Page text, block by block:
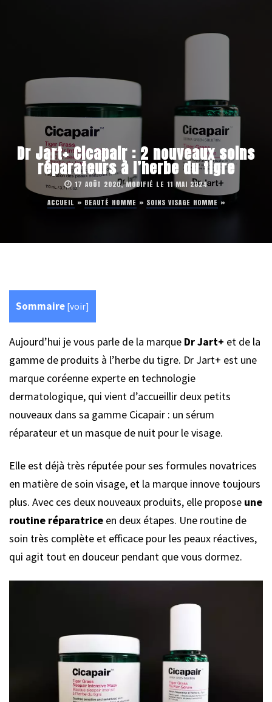
Dr Jart+ Cicapair : 2 nouveaux soins
réparateurs à l’herbe du tigre
17 AOÛT 2020, MODIFIÉ LE 11 MAI 2024
ACCUEIL » BEAUTÉ HOMME » SOINS VISAGE HOMME »
Sommaire [voir]
Aujourd’hui je vous parle de la marque Dr Jart+ et de la
gamme de produits à l’herbe du tigre. Dr Jart+ est une
marque coréenne experte en technologie
dermatologique, qui vient d’accueillir deux petits
nouveaux dans sa gamme Cicapair : un sérum
réparateur et un masque de nuit pour le visage.
Elle est déjà très réputée pour ses formules novatrices
en matière de soin visage, et la marque innove toujours
plus. Avec ces deux nouveaux produits, elle propose une
routine réparatrice en deux étapes. Une routine de
soin très complète et efficace pour les peaux réactives,
qui agit tout en douceur pendant que vous dormez.